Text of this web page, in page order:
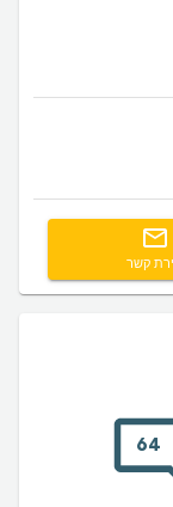
קשר
64